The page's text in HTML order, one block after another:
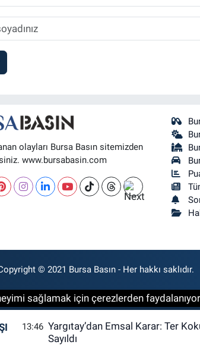
olayları Bursa Basın sitemizden
www.bursabasin.com
© 2021 Bursa Basın - Her hakkı saklıdır.
sağlamak için çerezlerden
13:46 Yargıtay’dan Emsal Karar: Ter
Sayıldı